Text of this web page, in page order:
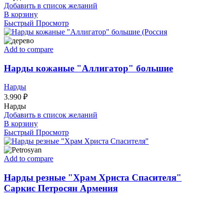
Добавить в список желаний
В корзину
Быстрый Просмотр
Add to compare
Нарды кожаные "Аллигатор" большие
Нарды
3.990 ₽
Нарды
Добавить в список желаний
В корзину
Быстрый Просмотр
Add to compare
Нарды резные "Храм Христа Спасителя"
Саркис Петросян Армения